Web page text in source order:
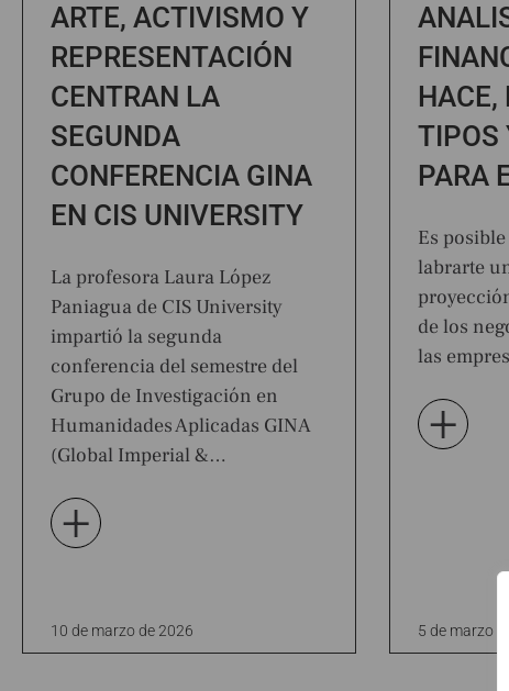
ARTE, ACTIVISMO Y
REPRESENTACIÓN
CENTRAN LA
SEGUNDA
CONFERENCIA GINA
EN CIS UNIVERSITY
La profesora Laura López
Paniagua de CIS University
impartió la segunda
conferencia del semestre del
Grupo de Investigación en
Humanidades Aplicadas GINA
(Global Imperial &…
+
10 de marzo de 2026
HACE,
TIPOS
PARA
Es
labrarte
de los
las
+
5 de marzo